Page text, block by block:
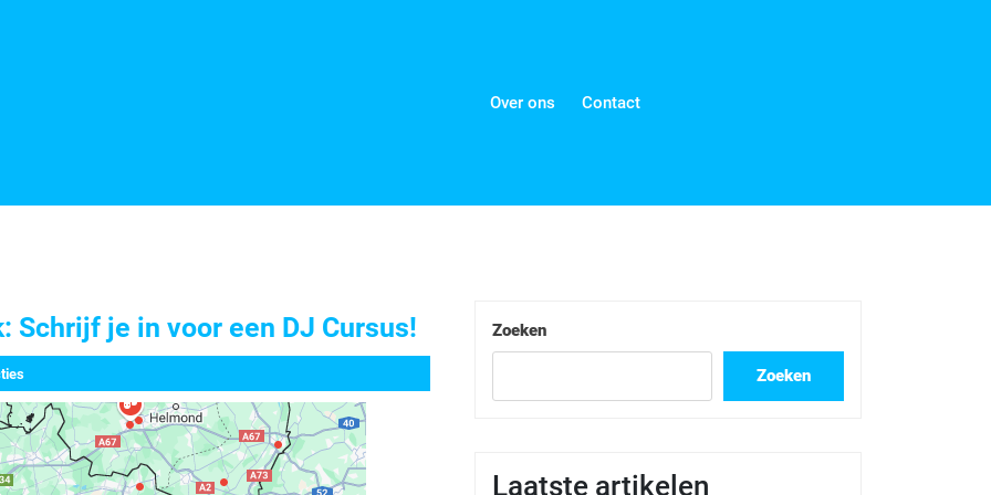
Over ons Contact
Schrijf je in voor een DJ Cursus! Zoeken
Zoeken
Laatste artikelen